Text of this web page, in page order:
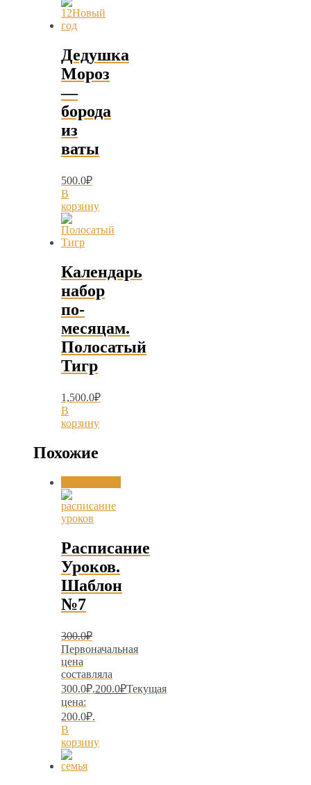
Дедушка
Мороз
—
борода
из
ваты
500.0₽
В
корзину
Календарь
набор
по-
месяцам.
Полосатый
Тигр
1,500.0₽
В
корзину
Похожие
Расписание
Уроков.
Шаблон
№7
300.0₽
Первоначальная
цена
составляла
300.0₽.200.0₽Текущая
цена:
200.0₽.
В
корзину